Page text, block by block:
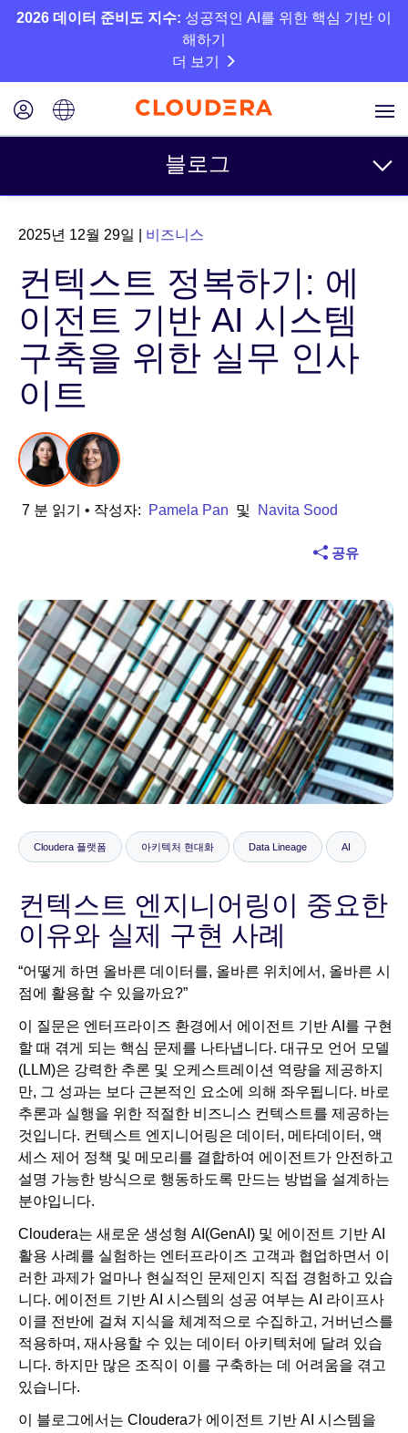
2026 데이터 준비도 지수: 성공적인 AI를 위한 핵심 기반 이
해하기
더 보기
블로그
주제
비즈니스
기술
파트너
문화
산업
금융 서비스
통신
기술
공공 부문
의료
2025년 12월 29일 비즈니스
컨텍스트 정복하기: 에
이전트 기반 AI 시스템
구축을 위한 실무 인사
이트
7 분 읽기 • 작성자: Pamela Pan 및 Navita Sood
공유
Cloudera 플랫폼 아키텍처 현대화 Data Lineage AI
컨텍스트 엔지니어링이 중요한
이유와 실제 구현 사례
“어떻게 하면 올바른 데이터를, 올바른 위치에서, 올바른 시
점에 활용할 수 있을까요?”
이 질문은 엔터프라이즈 환경에서 에이전트 기반 AI를 구현
할 때 겪게 되는 핵심 문제를 나타냅니다. 대규모 언어 모델
(LLM)은 강력한 추론 및 오케스트레이션 역량을 제공하지
만, 그 성과는 보다 근본적인 요소에 의해 좌우됩니다. 바로
추론과 실행을 위한 적절한 비즈니스 컨텍스트를 제공하는
것입니다. 컨텍스트 엔지니어링은 데이터, 메타데이터, 액
세스 제어 정책 및 메모리를 결합하여 에이전트가 안전하고
설명 가능한 방식으로 행동하도록 만드는 방법을 설계하는
분야입니다.
Cloudera는 새로운 생성형 AI(GenAI) 및 에이전트 기반 AI
활용 사례를 실험하는 엔터프라이즈 고객과 협업하면서 이
러한 과제가 얼마나 현실적인 문제인지 직접 경험하고 있습
니다. 에이전트 기반 AI 시스템의 성공 여부는 AI 라이프사
이클 전반에 걸쳐 지식을 체계적으로 수집하고, 거버넌스를
적용하며, 재사용할 수 있는 데이터 아키텍처에 달려 있습
니다. 하지만 많은 조직이 이를 구축하는 데 어려움을 겪고
있습니다.
이 블로그에서는 Cloudera가 에이전트 기반 AI 시스템을